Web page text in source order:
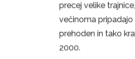
precej velike
večinoma pripadajo
prehoden in tako
2000.